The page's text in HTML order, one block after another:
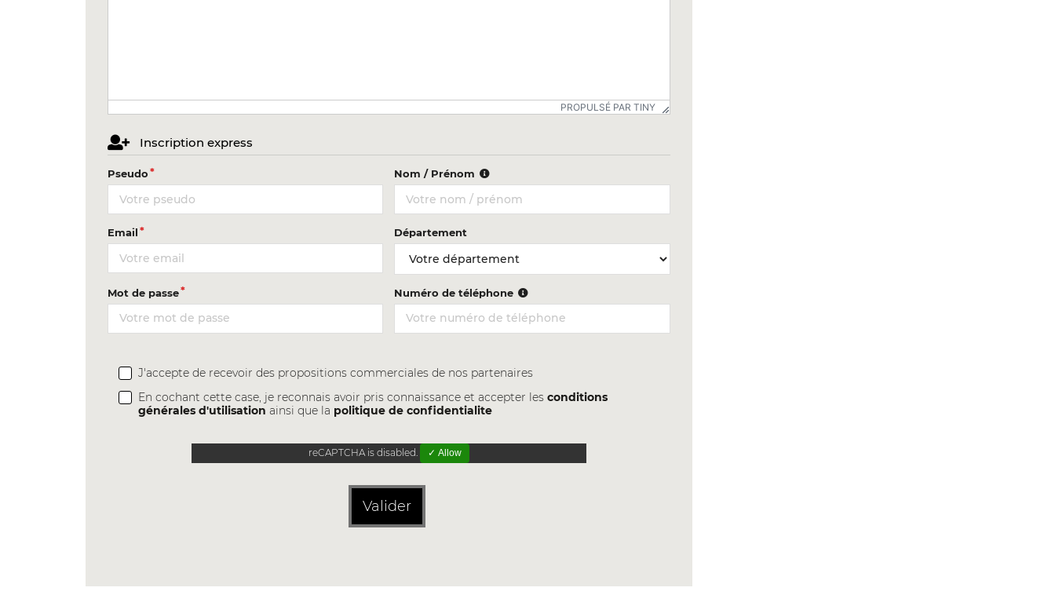
PROPULSÉ PAR TINY
Inscription express
Pseudo Nom / Prénom
Email Département
Mot de passe Numéro de téléphone
J'accepte de recevoir des propositions commerciales de nos partenaires
En cochant cette case, je reconnais avoir pris connaissance et accepter lesconditions
générales d'utilisation ainsi que la politique de confidentialite
reCAPTCHA is disabled. ✓ Allow
Valider